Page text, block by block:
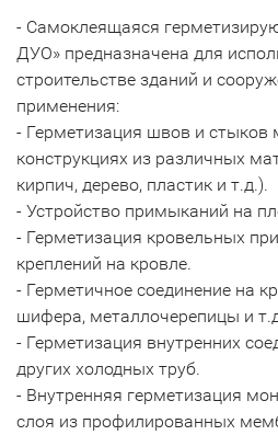
- Самоклеящаяся
ДУО» предназначена для
строительстве зданий и
применения:
- Герметизация швов и
конструкциях из различных
кирпич, дерево, пластик и т.д.).
- Устройство примыканий на
- Герметизация кровельных
креплений на кровле.
- Герметичное соединение на
шифера, металлочерепицы и
- Герметизация внутренних
других холодных труб.
- Внутренняя герметизация
слоя из профилированных